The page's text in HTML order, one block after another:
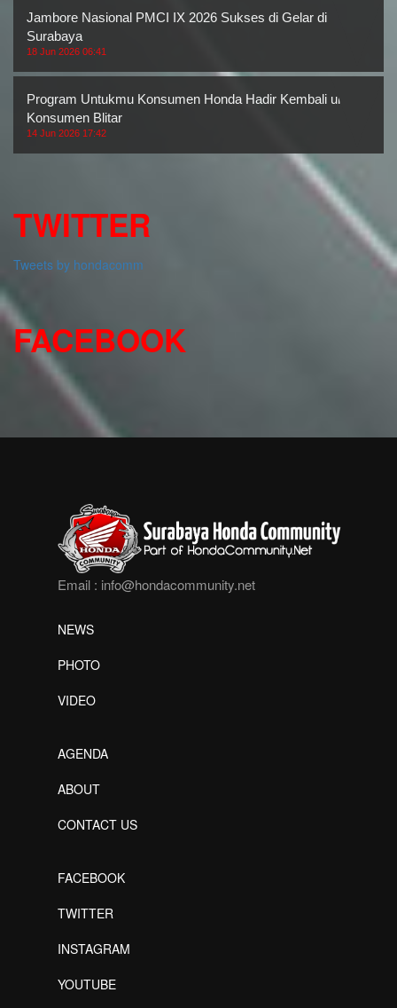
Jambore Nasional PMCI IX 2026 Sukses di Gelar di
Surabaya
18 Jun 2026 06:41
Program Untukmu Konsumen Honda Hadir Kembali untuk
Konsumen Blitar
14 Jun 2026 17:42
TWITTER
Tweets by hondacomm
FACEBOOK
Email : info@hondacommunity.net
NEWS
PHOTO
VIDEO
AGENDA
ABOUT
CONTACT US
FACEBOOK
TWITTER
INSTAGRAM
YOUTUBE